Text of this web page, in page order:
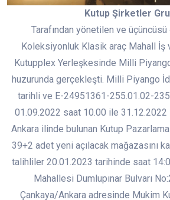
Kutup Şirketler
Tarafından yönetilen ve
Koleksiyonluk Klasik araç Mahall İş
Kutupplex Yerleşkesinde Milli
huzurunda gerçekleşti. Milli Piyango
tarihli ve E-24951361-255.01.02-
01.09.2022 saat 10.00 ile 31.12.2022
Ankara ilinde bulunan Kutup
39+2 adet yeni açılacak mağazasını
talihliler 20.01.2023 tarihinde saat
Mahallesi Dumlupınar Bulvarı
Çankaya/Ankara adresinde Mukim